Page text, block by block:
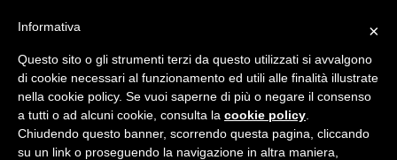
Newsletter
×
Informativa
Questo sito o gli strumenti terzi da questo utilizzati si avvalgono
di cookie necessari al funzionamento ed utili alle finalità illustrate
nella cookie policy. Se vuoi saperne di più o negare il consenso
a tutti o ad alcuni cookie, consulta la cookie policy
Chiudendo questo banner, scorrendo questa pagina, cliccando
su un link o proseguendo la navigazione in altra maniera,